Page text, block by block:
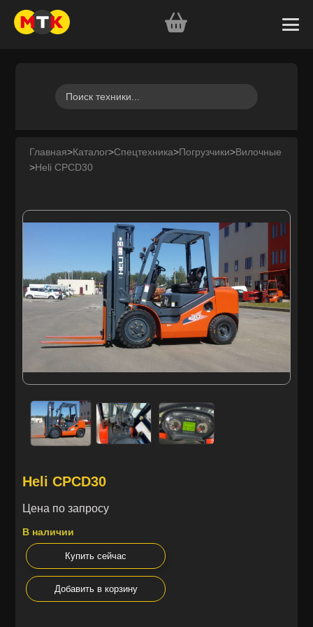
Главная>Каталог>Спецтехника>Погрузчики>Вилочные
>Heli CPCD30
Heli CPCD30
Цена по запросу
В наличии
Купить сейчас
Добавить в корзину